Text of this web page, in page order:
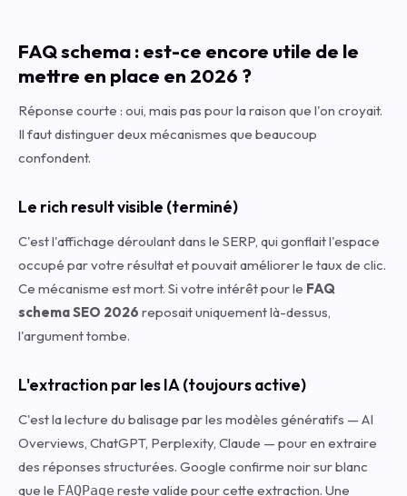
FAQ schema : est-ce encore utile de le
mettre en place en 2026 ?
Réponse courte : oui, mais pas pour la raison que l'on croyait.
Il faut distinguer deux mécanismes que beaucoup
confondent.
Le rich result visible (terminé)
C'est l'affichage déroulant dans le SERP, qui gonflait l'espace
occupé par votre résultat et pouvait améliorer le taux de clic.
Ce mécanisme est mort. Si votre intérêt pour le FAQ
schema SEO 2026 reposait uniquement là-dessus,
l'argument tombe.
L'extraction par les IA (toujours active)
C'est la lecture du balisage par les modèles génératifs — AI
Overviews, ChatGPT, Perplexity, Claude — pour en extraire
des réponses structurées. Google confirme noir sur blanc
que le FAQPage reste valide pour cette extraction. Une